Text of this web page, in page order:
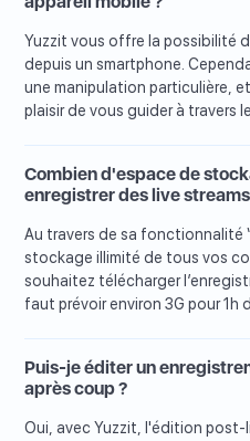
Yuzzit vous offre la possibilité
depuis un smartphone.
une manipulation particulière,
plaisir de vous guider à travers
Combien d'espace de
enregistrer des live
Au travers de sa fonctionnalité
stockage illimité de tous vos
souhaitez télécharger
faut prévoir environ 3G pour 1h
Puis-je éditer un
après coup ?
Oui, avec Yuzzit, l'édition